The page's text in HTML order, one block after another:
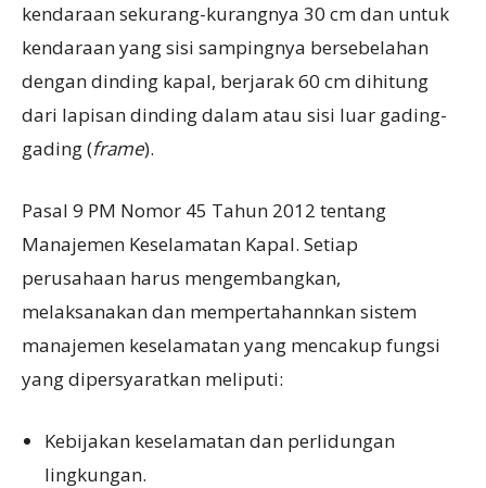
kendaraan sekurang-kurangnya 30 cm dan untuk
kendaraan yang sisi sampingnya bersebelahan
dengan dinding kapal, berjarak 60 cm dihitung
dari lapisan dinding dalam atau sisi luar gading-
gading (frame).
Pasal 9 PM Nomor 45 Tahun 2012 tentang
Manajemen Keselamatan Kapal. Setiap
perusahaan harus mengembangkan,
melaksanakan dan mempertahannkan sistem
manajemen keselamatan yang mencakup fungsi
yang dipersyaratkan meliputi:
Kebijakan keselamatan dan perlidungan
lingkungan.